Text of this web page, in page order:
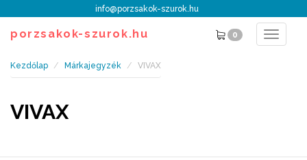
info@porzsakok-szurok.hu
porzsakok-szurok.hu 0
Toggle
Kezdőlap Márkajegyzék VIVAX
VIVAX